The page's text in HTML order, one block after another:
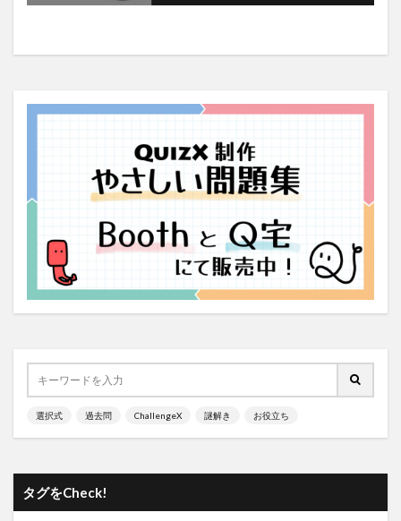
選択式 過去問 ChallengeX 謎解き お役立ち
タグをCheck!